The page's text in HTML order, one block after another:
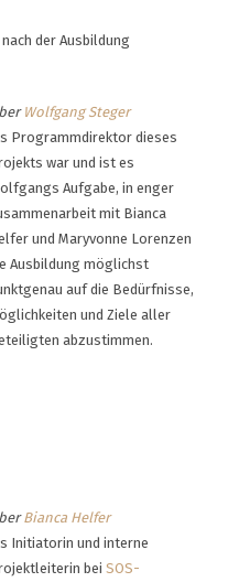
der Ausbildung
Wolfgang Steger
Programmdirektor dieses
war und ist es
Aufgabe, in enger
mit Bianca
und Maryvonne Lorenzen
Ausbildung möglichst
auf die Bedürfnisse,
und Ziele aller
abzustimmen.
Bianca Helfer
Initiatorin und interne
bei SOS-